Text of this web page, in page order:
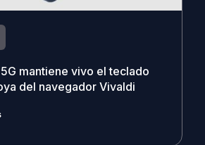
mantiene vivo el teclado
del navegador Vivaldi